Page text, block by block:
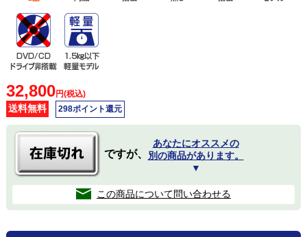
32,800円(税込)
送料無料 298ポイント還元
ですが、
あなたにオススメの
別の商品があります。
▼
この商品について問い合わせる